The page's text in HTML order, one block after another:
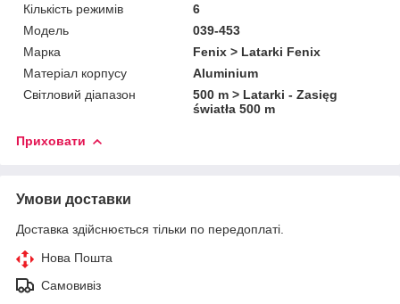
Кількість режимів
6
Мoдель
039-453
Марка
Fenix > Latarki Fenix
Матеріал корпусу
Aluminium
Світловий діапазон
500 m > Latarki - Zasięg
światła 500 m
Приховати
Умови доставки
Доставка здійснюється тільки по передоплаті.
Нова Пошта
Самовивіз